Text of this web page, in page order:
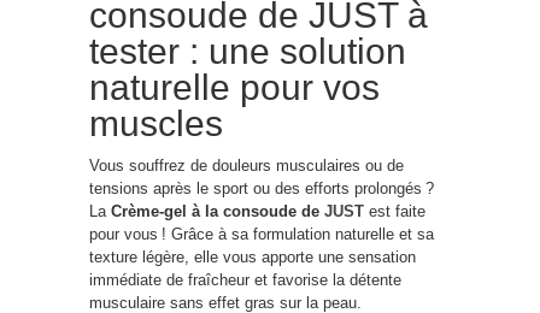
consoude de JUST à
tester : une solution
naturelle pour vos
muscles
Vous souffrez de douleurs musculaires ou de
tensions après le sport ou des efforts prolongés ?
La Crème-gel à la consoude de JUST est faite
pour vous ! Grâce à sa formulation naturelle et sa
texture légère, elle vous apporte une sensation
immédiate de fraîcheur et favorise la détente
musculaire sans effet gras sur la peau.